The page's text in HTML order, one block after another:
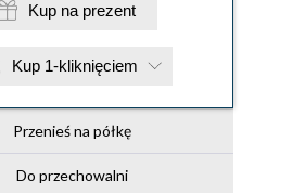
Kup na prezent
Kup 1-kliknięciem
Przenieś na półkę
Do przechowalni